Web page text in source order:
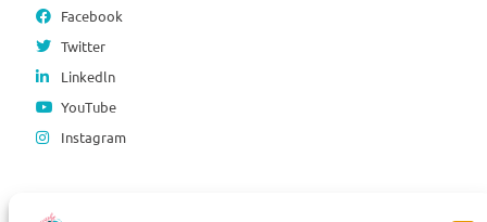
Facebook
Twitter
Linkedln
YouTube
Instagram